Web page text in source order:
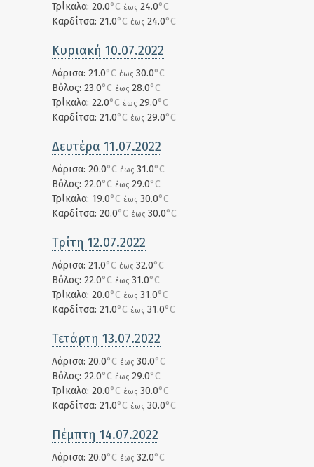
Τρίκαλα: 20.0°C έως 24.0°C
Καρδίτσα: 21.0°C έως 24.0°C
Κυριακή 10.07.2022
Λάρισα: 21.0°C έως 30.0°C
Βόλος: 23.0°C έως 28.0°C
Τρίκαλα: 22.0°C έως 29.0°C
Καρδίτσα: 21.0°C έως 29.0°C
Δευτέρα 11.07.2022
Λάρισα: 20.0°C έως 31.0°C
Βόλος: 22.0°C έως 29.0°C
Τρίκαλα: 19.0°C έως 30.0°C
Καρδίτσα: 20.0°C έως 30.0°C
Τρίτη 12.07.2022
Λάρισα: 21.0°C έως 32.0°C
Βόλος: 22.0°C έως 31.0°C
Τρίκαλα: 20.0°C έως 31.0°C
Καρδίτσα: 21.0°C έως 31.0°C
Τετάρτη 13.07.2022
Λάρισα: 20.0°C έως 30.0°C
Βόλος: 22.0°C έως 29.0°C
Τρίκαλα: 20.0°C έως 30.0°C
Καρδίτσα: 21.0°C έως 30.0°C
Πέμπτη 14.07.2022
Λάρισα: 20.0°C έως 32.0°C